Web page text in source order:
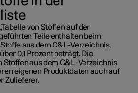
von Stoffen auf der
Teile enthalten beim
aus dem C&L-Verzeichnis,
0,1 Prozent beträgt. Die
Stoffen aus dem C&L-Verzeichnis
eigenen Produktdaten auch auf
Zulieferer.